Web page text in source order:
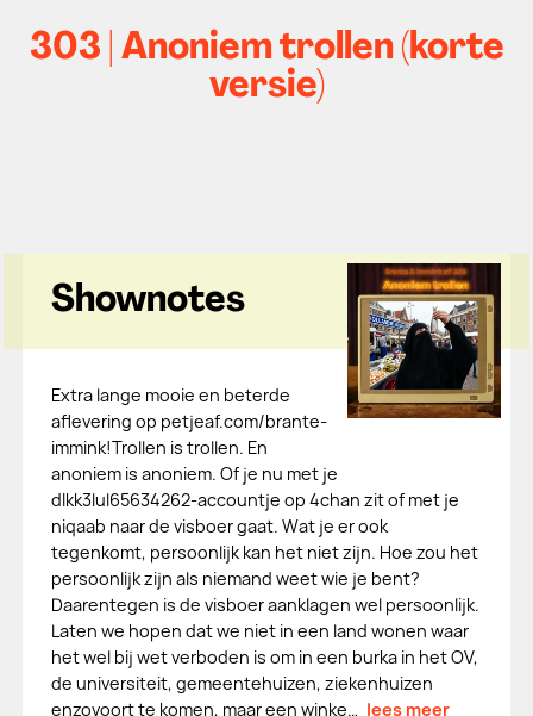
303 | Anoniem trollen (korte
versie)
Shownotes
Extra lange mooie en beterde
aflevering op petjeaf.com/brante-
immink!Trollen is trollen. En
anoniem is anoniem. Of je nu met je
dIkk3lul65634262-accountje op 4chan zit of met je
niqaab naar de visboer gaat. Wat je er ook
tegenkomt, persoonlijk kan het niet zijn. Hoe zou het
persoonlijk zijn als niemand weet wie je bent?
Daarentegen is de visboer aanklagen wel persoonlijk.
Laten we hopen dat we niet in een land wonen waar
het wel bij wet verboden is om in een burka in het OV,
de universiteit, gemeentehuizen, ziekenhuizen
enzovoort te komen, maar een winke… lees meer